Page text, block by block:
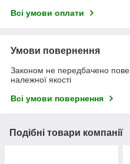
Всі умови оплати
Умови повернення
Законом не передбачено
належної якості
Всі умови повернення
Подібні товари компанії